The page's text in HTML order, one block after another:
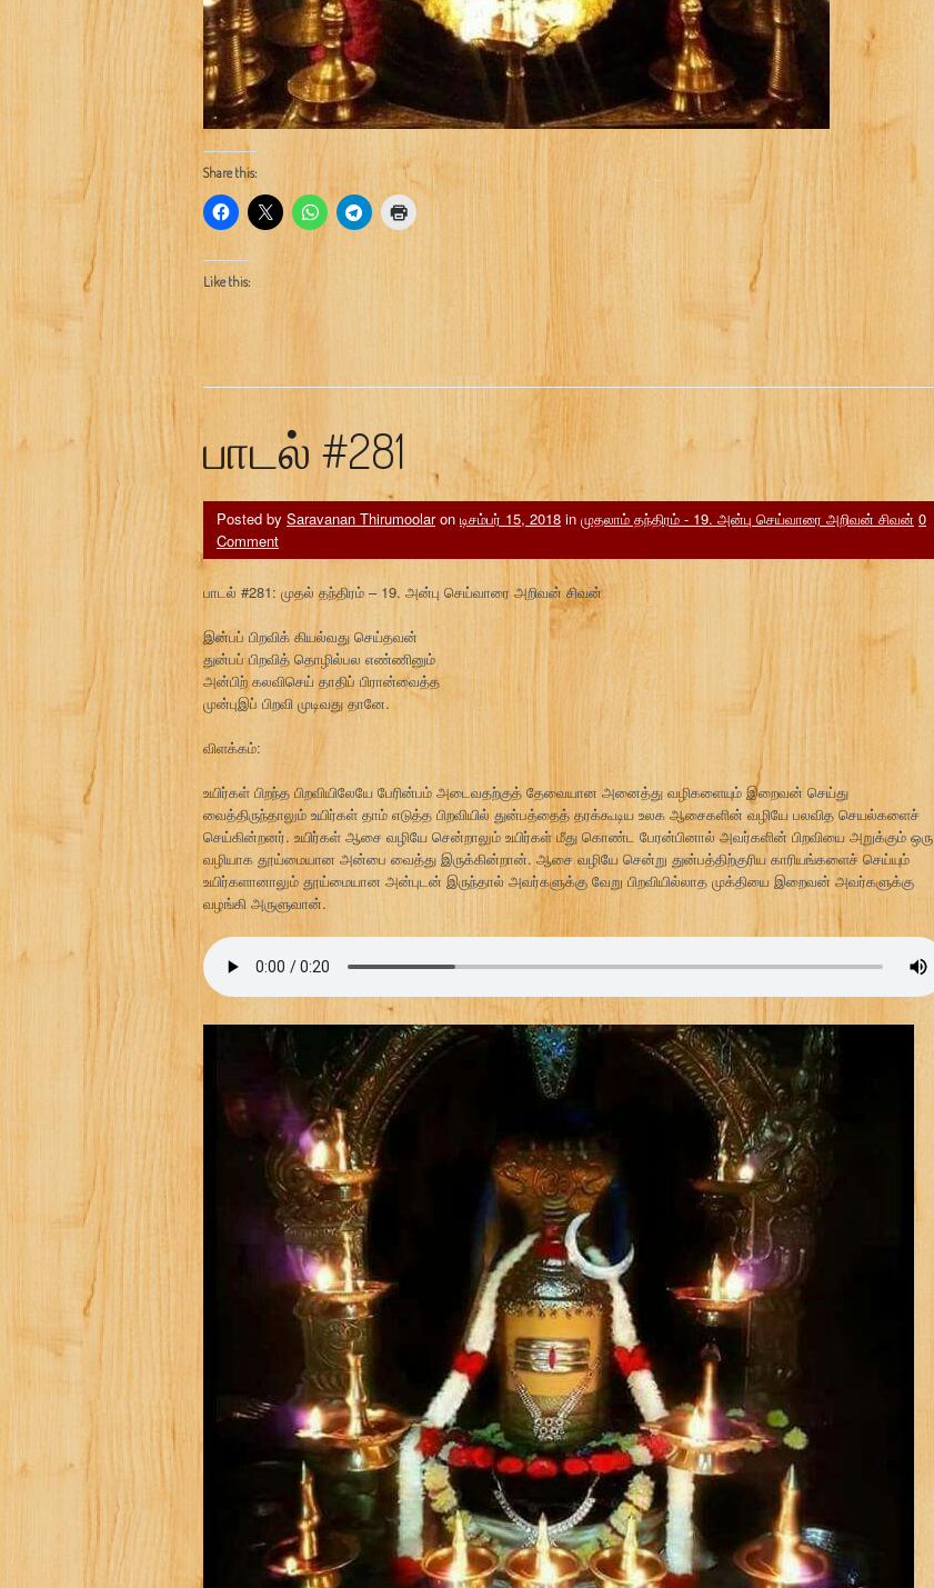
Share this:
Like this:
பாடல் #281
Posted by Saravanan Thirumoolaron டிசம்பர் 15, 2018 in முதலாம் தந்திரம் - 19. அன்பு செய்வாரை அறிவன் சிவன் 0
Comment
பாடல் #281: முதல் தந்திரம் – 19. அன்பு செய்வாரை அறிவன் சிவன்
இன்பப் பிறவிக் கியல்வது செய்தவன்
துன்பப் பிறவித் தொழில்பல எண்ணினும்
அன்பிற் கலவிசெய் தாதிப் பிரான்வைத்த
முன்புஇப் பிறவி முடிவது தானே.
விளக்கம்:
உயிர்கள் பிறந்த பிறவியிலேயே பேரின்பம் அடைவதற்குத் தேவையான அனைத்து வழிகளையும் இறைவன் செய்து
வைத்திருந்தாலும் உயிர்கள் தாம் எடுத்த பிறவியில் துன்பத்தைத் தரக்கூடிய உலக ஆசைகளின் வழியே பலவித செயல்களைச்
செய்கின்றனர். உயிர்கள் ஆசை வழியே சென்றாலும் உயிர்கள் மீது கொண்ட பேரன்பினால் அவர்களின் பிறவியை அறுக்கும் ஒரு
வழியாக தூய்மையான அன்பை வைத்து இருக்கின்றான். ஆசை வழியே சென்று துன்பத்திற்குரிய காரியங்களைச் செய்யும்
உயிர்களானாலும் தூய்மையான அன்புடன் இருந்தால் அவர்களுக்கு வேறு பிறவியில்லாத முக்தியை இறைவன் அவர்களுக்கு
வழங்கி அருளுவான்.